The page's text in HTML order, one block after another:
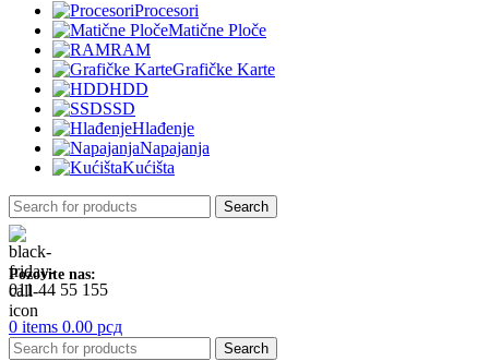
Procesori
Matične Ploče
RAM
Grafičke Karte
HDD
SSD
Hlađenje
Napajanja
Kućišta
Search
Pozovite nas:
011 44 55 155
0 items 0.00 рсд
Search